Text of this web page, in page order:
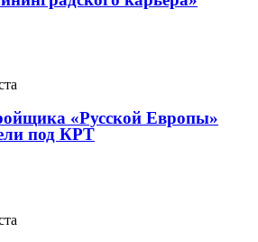
«Русской Европы»
под КРТ